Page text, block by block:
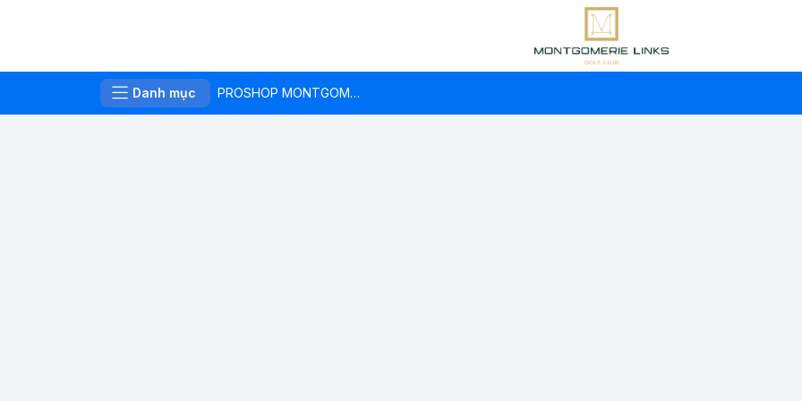
Danh mục PROSHOP MONTGOMERIE LINKS